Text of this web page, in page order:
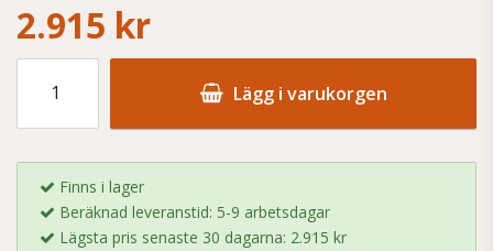
2.915 kr
Lägg i varukorgen
Finns i lager
Beräknad leveranstid: 5-9 arbetsdagar
Lägsta pris senaste 30 dagarna: 2.915 kr